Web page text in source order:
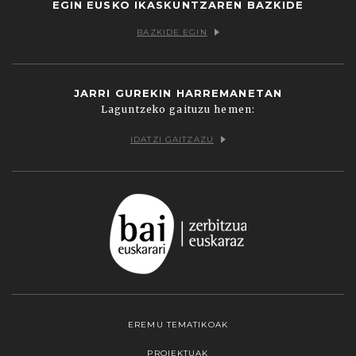
EGIN EUSKO IKASKUNTZAREN BAZKIDE
BAZKIDE EGIN
JARRI GUREKIN HARREMANETAN
Laguntzeko gaituzu hemen:
IDATZI GAITZAZU
EREMU TEMATIKOAK
PROIEKTUAK